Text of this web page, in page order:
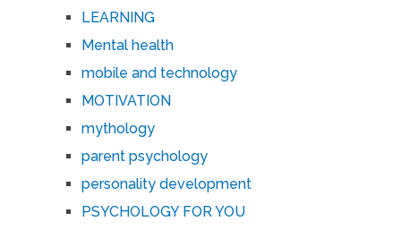
LEARNING
Mental health
mobile and technology
MOTIVATION
mythology
parent psychology
personality development
PSYCHOLOGY FOR YOU